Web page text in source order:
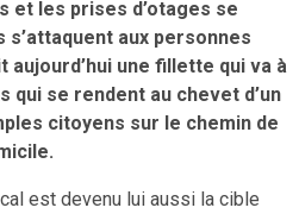
et les prises d’otages se
aux personnes
aujourd’hui une fillette qui va à
qui se rendent au chevet d’un
citoyens sur le chemin de
est devenu lui aussi la cible